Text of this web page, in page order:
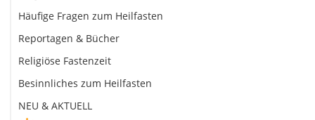
Häufige Fragen zum Heilfasten
Reportagen & Bücher
Religiöse Fastenzeit
Besinnliches zum Heilfasten
NEU & AKTUELL